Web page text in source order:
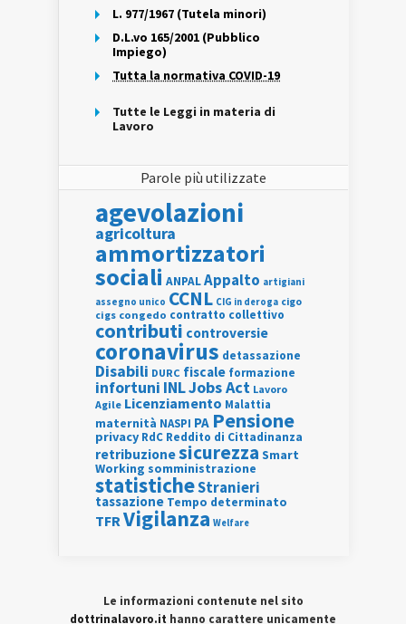
L. 977/1967 (Tutela minori)
D.L.vo 165/2001 (Pubblico
Impiego)
Tutta la normativa COVID-19
Tutte le Leggi in materia di
Lavoro
Parole più utilizzate
agevolazioni
agricoltura
ammortizzatori
sociali ANPALAppalto artigiani
assegno unico CCNL CIG in deroga cigo
cigs congedo contratto collettivo
contributi controversie
coronavirus detassazione
Disabili DURC fiscale formazione
infortuni INLJobs Act Lavoro
Agile Licenziamento Malattia
maternità NASPI PA Pensione
privacy RdC Reddito di Cittadinanza
retribuzionesicurezza Smart
Working somministrazione
statisticheStranieri
tassazione Tempo determinato
TFRVigilanza Welfare
Le informazioni contenute nel sito
dottrinalavoro.it hanno carattere unicamente